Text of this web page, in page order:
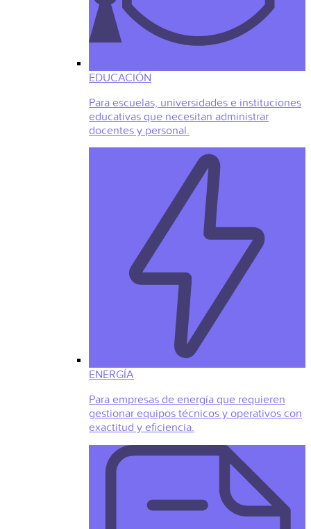
EDUCACIÓN
Para escuelas, universidades e instituciones
educativas que necesitan administrar
docentes y personal.
ENERGÍA
Para empresas de energía que requieren
gestionar equipos técnicos y operativos con
exactitud y eficiencia.